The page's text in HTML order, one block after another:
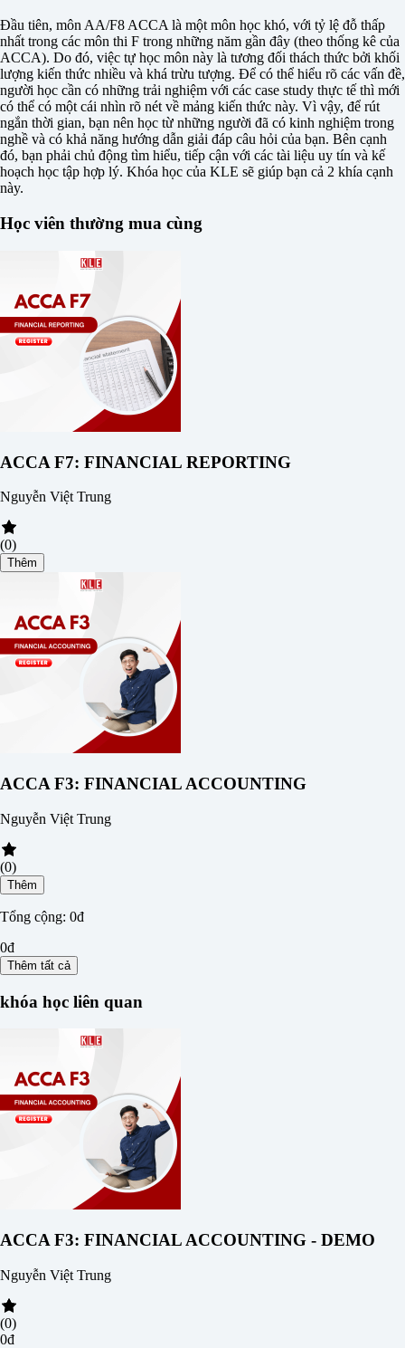
Đầu tiên, môn AA/F8 ACCA là một môn học khó, với tỷ lệ đỗ thấp
nhất trong các môn thi F trong những năm gần đây (theo thống kê của
ACCA). Do đó, việc tự học môn này là tương đối thách thức bởi khối
lượng kiến thức nhiều và khá trừu tượng. Để có thể hiểu rõ các vấn đề,
người học cần có những trải nghiệm với các case study thực tế thì mới
có thể có một cái nhìn rõ nét về mảng kiến thức này. Vì vậy, để rút
ngắn thời gian, bạn nên học từ những người đã có kinh nghiệm trong
nghề và có khả năng hướng dẫn giải đáp câu hỏi của bạn. Bên cạnh
đó, bạn phải chủ động tìm hiểu, tiếp cận với các tài liệu uy tín và kế
hoạch học tập hợp lý. Khóa học của KLE sẽ giúp bạn cả 2 khía cạnh
này.
Học viên thường mua cùng
ACCA F7: FINANCIAL REPORTING
Nguyễn Việt Trung
(0)
Thêm
ACCA F3: FINANCIAL ACCOUNTING
Nguyễn Việt Trung
(0)
Thêm
Tổng cộng: 0đ
0đ
Thêm tất cả
khóa học liên quan
ACCA F3: FINANCIAL ACCOUNTING - DEMO
Nguyễn Việt Trung
(0)
0đ